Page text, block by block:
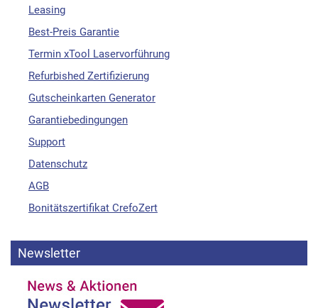
Leasing
Best-Preis Garantie
Termin xTool Laservorführung
Refurbished Zertifizierung
Gutscheinkarten Generator
Garantiebedingungen
Support
Datenschutz
AGB
Bonitätszertifikat CrefoZert
Newsletter